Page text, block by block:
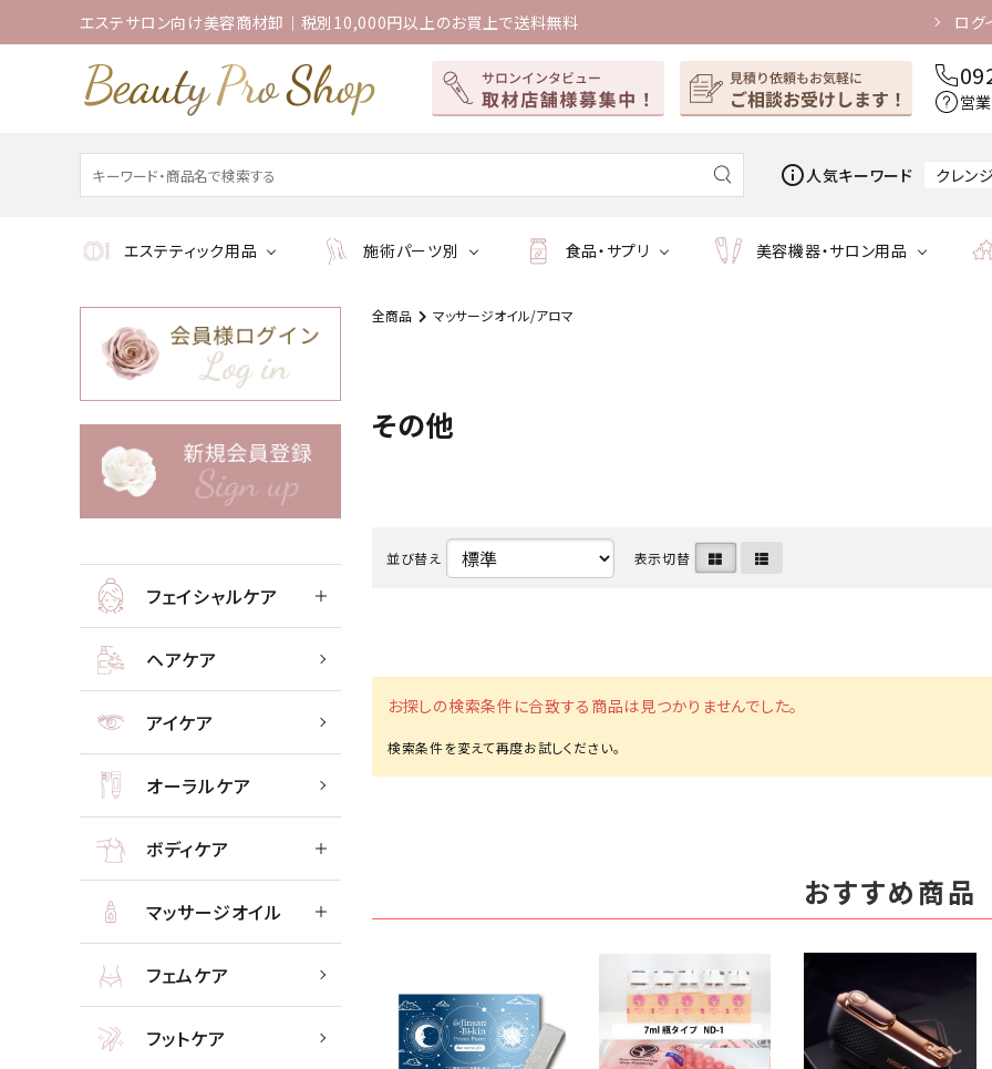
エステサロン向け美容商材卸｜税別10,000円以上のお買上で送料無料 ログ
営
info_outline人気キーワード クレン
エステティック用品 施術パーツ別
ボディケア
食品・サプリ 美容機器・サロン用品
ACCOUNT MENU
ようこそ ゲスト 様
新着商品
高評価商品
エステティック用品
メーカー・ブランドから探す
close
全商品 マッサージオイル/アロマ
その他
並び替え 表示切替
お探しの検索条件に合致する商品は見つかりませんでした。
おすすめ商品
フェイシャルケア
ヘアケア
アイケア
オーラルケア
ボディケア
マッサージオイル
フェムケア
フットケア